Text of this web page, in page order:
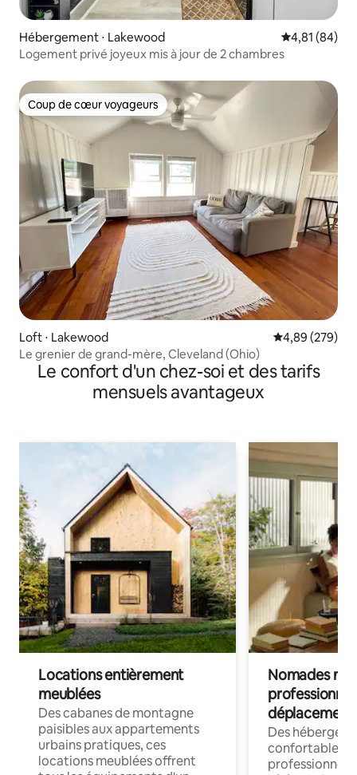
Hébergement ⋅ Lakewood Évaluation
4,81 (84)
Logement privé joyeux mis à jour de 2 chambres
Coup de cœur voyageurs
Coup de cœur voyageurs
Loft ⋅ Lakewood Évaluation
4,89 (279)
Le grenier de grand-mère, Cleveland (Ohio)
Le confort d'un chez-soi et des tarifs
mensuels avantageux
Locations entièrement
meublées
Des cabanes de montagne
paisibles aux appartements
urbains pratiques, ces
locations meublées offrent
Nomades
déplacement
Des
confortables
professionnels